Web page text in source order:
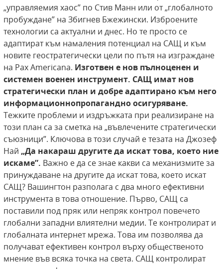
„управляемия хаос” по Стив Манн или от „глобалното
пробуждане” на Збигнев Бжежински. Изброените
технологии са актуални и днес. Но те просто се
адаптират към намаления потенциал на САЩ и към
новите геостратегически цели по пътя на изграждане
на Pax Americana. Изготвен е нов пълноценен и
системен военен инструмент. САЩ имат нов
стратегически план и добре адаптирано към него
информационнопропагандно осигуряване.
Тежките проблеми и издръжката при реализиране на
този план са за сметка на „въвлечените стратегически
съюзници”. Ключова в този случай е тезата на Джозеф
Най „Да накараш другите да искат това, което ние
искаме”. Важно е да се знае какви са механизмите за
принуждаване на другите да искат това, което искат
САЩ? Вашингтон разполага с два много ефективни
инструмента в това отношение. Първо, САЩ са
поставили под пряк или непряк контрол повечето
глобални западни влиятелни медии. Те контролират и
глобалната интернет мрежа. Това им позволява да
получават ефективен контрол върху общественото
мнение във всяка точка на света. САЩ контролират